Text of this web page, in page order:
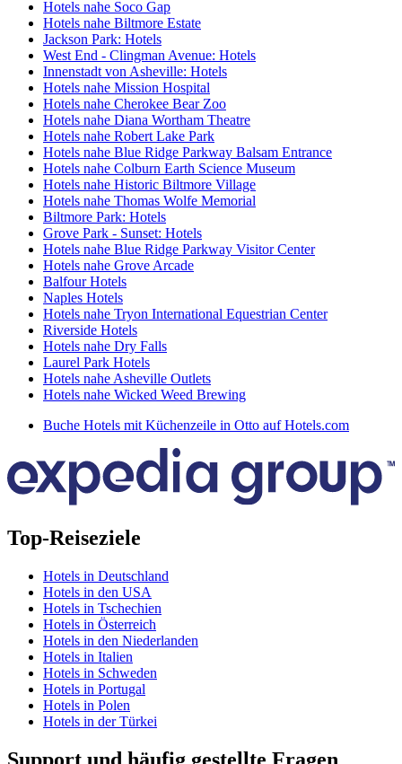
Hotels nahe Soco Gap
Hotels nahe Biltmore Estate
Jackson Park: Hotels
West End - Clingman Avenue: Hotels
Innenstadt von Asheville: Hotels
Hotels nahe Mission Hospital
Hotels nahe Cherokee Bear Zoo
Hotels nahe Diana Wortham Theatre
Hotels nahe Robert Lake Park
Hotels nahe Blue Ridge Parkway Balsam Entrance
Hotels nahe Colburn Earth Science Museum
Hotels nahe Historic Biltmore Village
Hotels nahe Thomas Wolfe Memorial
Biltmore Park: Hotels
Grove Park - Sunset: Hotels
Hotels nahe Blue Ridge Parkway Visitor Center
Hotels nahe Grove Arcade
Balfour Hotels
Naples Hotels
Hotels nahe Tryon International Equestrian Center
Riverside Hotels
Hotels nahe Dry Falls
Laurel Park Hotels
Hotels nahe Asheville Outlets
Hotels nahe Wicked Weed Brewing
Buche Hotels mit Küchenzeile in Otto auf Hotels.com
Top-Reiseziele
Hotels in Deutschland
Hotels in den USA
Hotels in Tschechien
Hotels in Österreich
Hotels in den Niederlanden
Hotels in Italien
Hotels in Schweden
Hotels in Portugal
Hotels in Polen
Hotels in der Türkei